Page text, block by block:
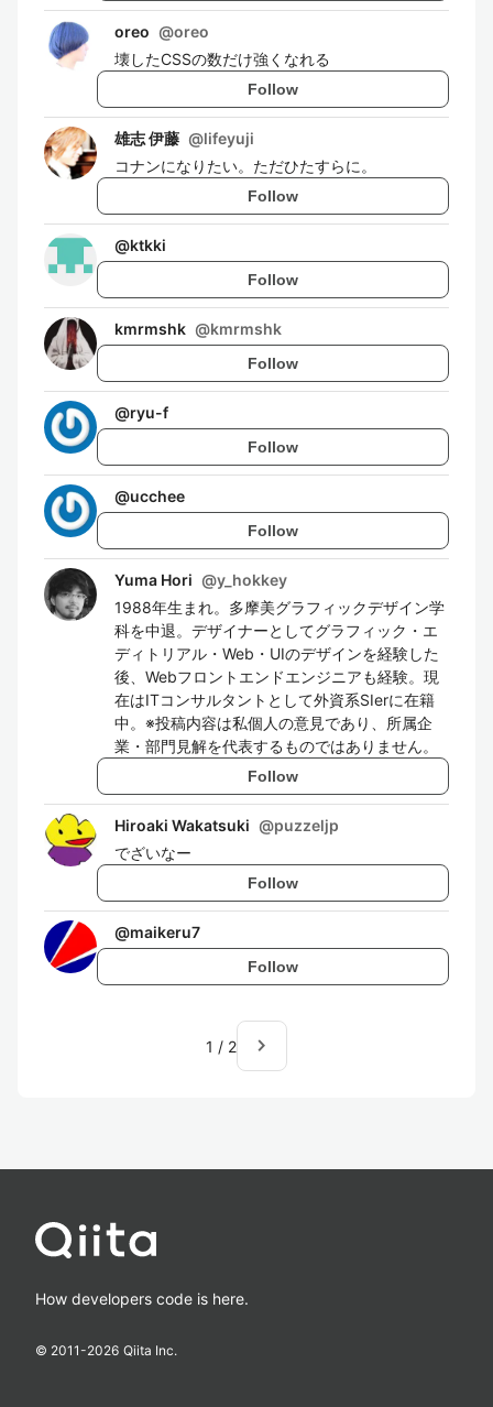
oreo @oreo
壊したCSSの数だけ強くなれる
Follow
雄志 伊藤 @lifeyuji
コナンになりたい。ただひたすらに。
Follow
@ktkki
Follow
kmrmshk @kmrmshk
Follow
@ryu-f
Follow
@ucchee
Follow
Yuma Hori @y_hokkey
1988年生まれ。多摩美グラフィックデザイン学
科を中退。デザイナーとしてグラフィック・エ
ディトリアル・Web・UIのデザインを経験した
後、Webフロントエンドエンジニアも経験。現
在はITコンサルタントとして外資系SIerに在籍
中。※投稿内容は私個人の意見であり、所属企
業・部門見解を代表するものではありません。
Follow
Hiroaki Wakatsuki @puzzeljp
でざいなー
Follow
@maikeru7
Follow
1 / 2 navigate_next
How developers code is here.
© 2011-2026 Qiita Inc.